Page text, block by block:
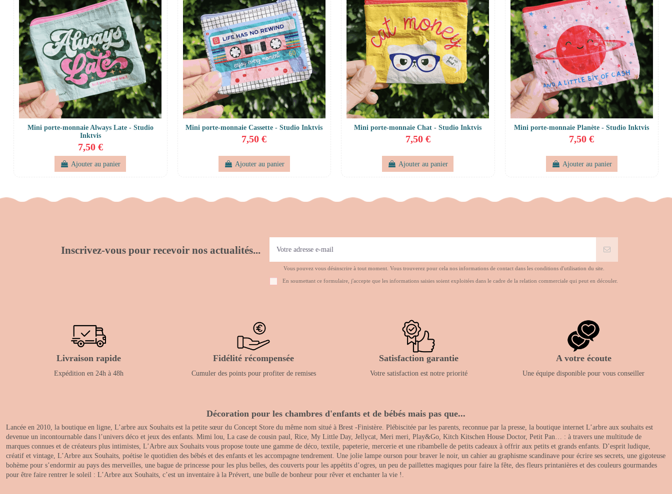
Mini porte-monnaie Always Late - Studio
Inktvis
7,50 €
Ajouter au panier
Mini porte-monnaie Cassette - Studio Inktvis
7,50 €
Ajouter au panier
Mini porte-monnaie Chat - Studio Inktvis
7,50 €
Ajouter au panier
Mini porte-monnaie Planète - Studio Inktvis
7,50 €
Ajouter au panier
Inscrivez-vous pour recevoir nos actualités...
Vous pouvez vous désinscrire à tout moment. Vous trouverez pour cela nos informations de contact dans les conditions d'utilisation du site.
En soumettant ce formulaire, j'accepte que les informations saisies soient exploitées dans le cadre de la relation commerciale qui peut en découler.
Livraison rapide
Expédition en 24h à 48h
Fidélité récompensée
Cumuler des points pour profiter de remises
Satisfaction garantie
Votre satisfaction est notre priorité
A votre écoute
Une équipe disponible pour vous conseiller
Décoration pour les chambres d'enfants et de bébés mais pas que...
Lancée en 2010, la boutique en ligne, L’arbre aux Souhaits est la petite sœur du Concept Store du même nom situé à Brest -Finistère. Plébiscitée par les parents, reconnue par la presse, la boutique internet L’arbre aux souhaits est
devenue un incontournable dans l’univers déco et jeux des enfants. Mimi lou, La case de cousin paul, Rice, My Little Day, Jellycat, Meri meri, Play&Go, Kitch Kitschen House Doctor, Petit Pan… : à travers une multitude de
marques connues et de créateurs plus intimistes, L’Arbre aux Souhaits vous propose toute une gamme de déco, textile, papeterie, mercerie et une ribambelle de petits cadeaux à offrir aux petits et grands enfants. D’esprit ludique,
créatif et vintage, L’Arbre aux Souhaits, poétise le quotidien des bébés et des enfants et les accompagne tendrement. Une jolie lampe ourson pour braver le noir, un cahier au graphisme scandinave pour écrire ses secrets, une gigoteuse
bohème pour s’endormir au pays des merveilles, une bague de princesse pour les plus belles, des couverts pour les appétits d’ogres, un peu de paillettes magiques pour faire la fête, des fleurs printanières et des couleurs gourmandes
pour être faire rentrer le soleil : L’Arbre aux Souhaits, c’est un inventaire à la Prévert, une bulle de bonheur pour rêver et enchanter la vie !.